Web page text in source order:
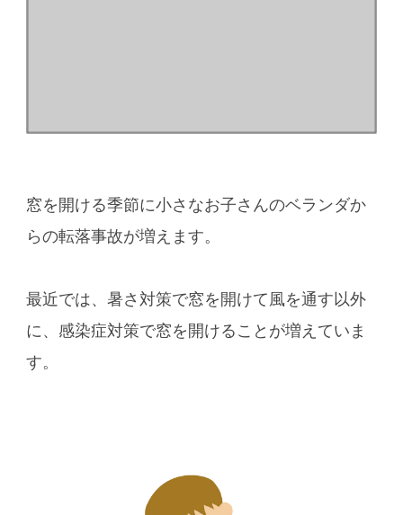
窓を開ける季節に小さなお子さんのベランダか
らの転落事故が増えます。
最近では、暑さ対策で窓を開けて風を通す以外
に、感染症対策で窓を開けることが増えていま
す。